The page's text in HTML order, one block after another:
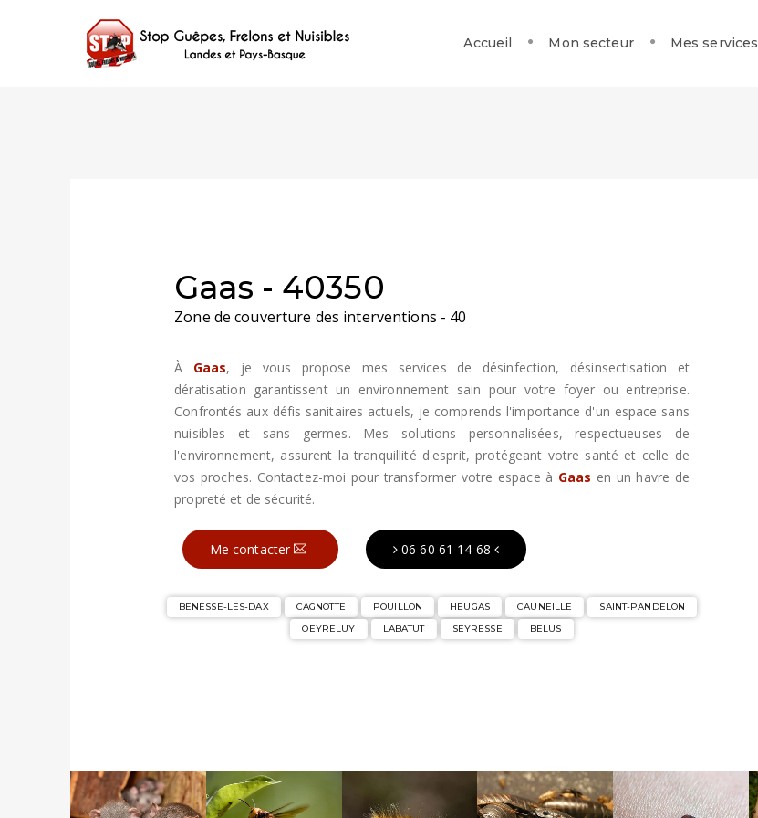
Accueil Mon secteur Mes services
Gaas - 40350
Zone de couverture des interventions - 40
À Gaas, je vous propose mes services de désinfection, désinsectisation et
dératisation garantissent un environnement sain pour votre foyer ou entreprise.
Confrontés aux défis sanitaires actuels, je comprends l'importance d'un espace sans
nuisibles et sans germes. Mes solutions personnalisées, respectueuses de
l'environnement, assurent la tranquillité d'esprit, protégeant votre santé et celle de
vos proches. Contactez-moi pour transformer votre espace à Gaas en un havre de
propreté et de sécurité.
Me contacter 06 60 61 14 68
BENESSE-LES-DAX CAGNOTTE POUILLON HEUGAS CAUNEILLE
SAINT-PANDELON
OEYRELUY
LABATUT SEYRESSE BELUS